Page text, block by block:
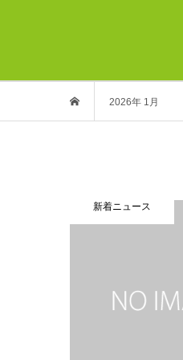
2026年 1月
新着ニュース